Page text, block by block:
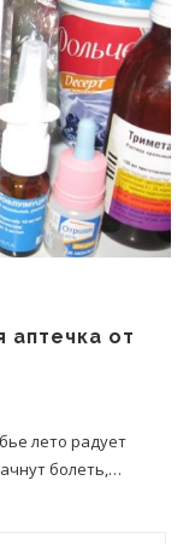
аптечка от
лето радует
болеть,…